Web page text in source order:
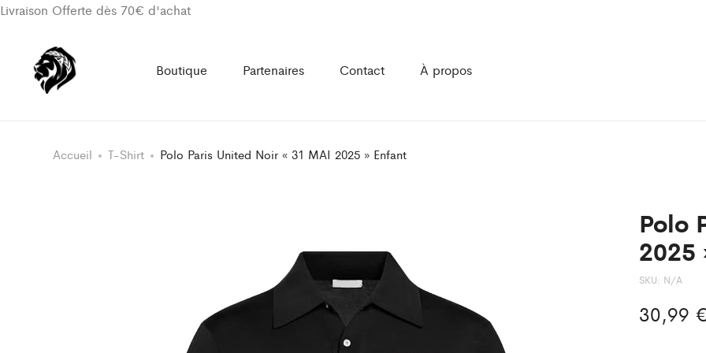
Livraison Offerte dès 70€ d'achat
Boutique Partenaires Contact À propos
Accueil T-Shirt Polo Paris United Noir « 31 MAI 2025 » Enfant
Polo
2025
SKU: N/A
30,99